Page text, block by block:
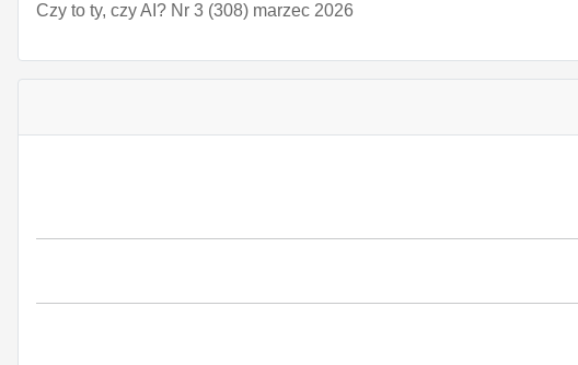
Czy to ty, czy AI? Nr 3 (308) marzec 2026